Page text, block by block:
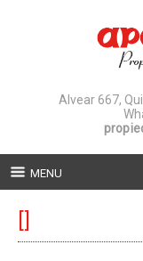
Alvear 667,
MENU
[]